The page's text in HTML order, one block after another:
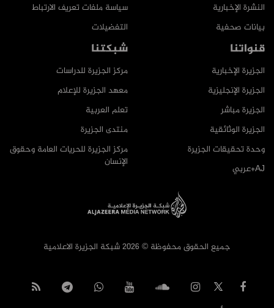
سياسة ملفات تعريف الارتباط
التفضيلات
النشرة الإخبارية
بيانات صحفية
شبكتنا
مركز الجزيرة للدراسات
معهد الجزيرة للإعلام
تعلم العربية
منتدى الجزيرة
مركز الجزيرة للحريات العامة وحقوق
الإنسان
قنواتنا
الجزيرة الإخبارية
الجزيرة الإنجليزية
الجزيرة مباشر
الجزيرة الوثائقية
وحدة تحقيقات الجزيرة
AJ+عربي
جميع الحقوق محفوظة © 2026 شبكة الجزيرة الاعلامية